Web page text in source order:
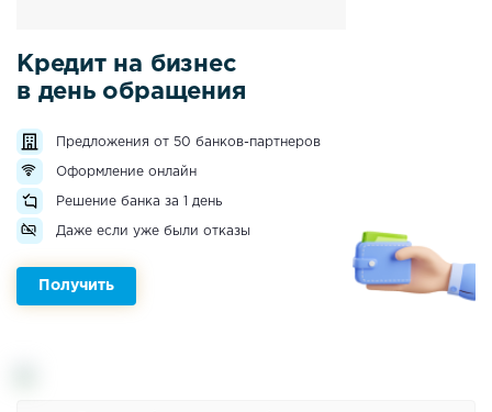
Кредит на бизнес
в день обращения
Предложения от 50 банков-партнеров
Оформление онлайн
Решение банка за 1 день
Даже если уже были отказы
Получить